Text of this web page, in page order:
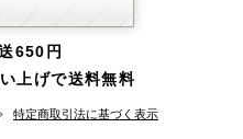
650円
上げで送料無料
特定商取引法に基づく表示